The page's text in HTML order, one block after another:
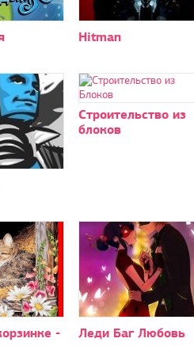
Hitman
Строительство из
блоков
-
Леди Баг Любовь